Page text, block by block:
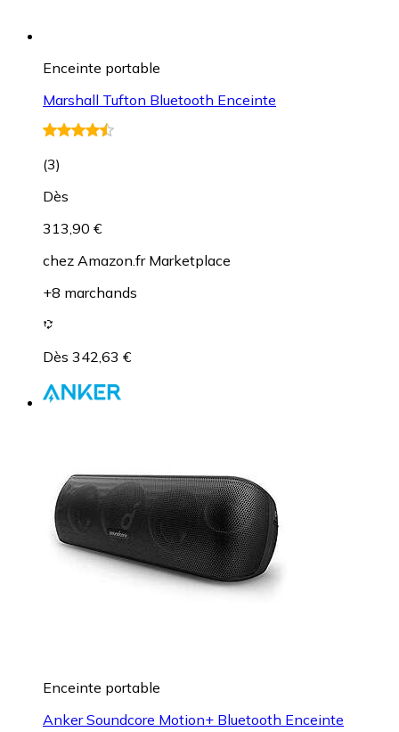
Enceinte portable
Marshall Tufton Bluetooth Enceinte
(3)
Dès
313,90 €
chez Amazon.fr Marketplace
+8 marchands
Dès 342,63 €
Enceinte portable
Anker Soundcore Motion+ Bluetooth Enceinte